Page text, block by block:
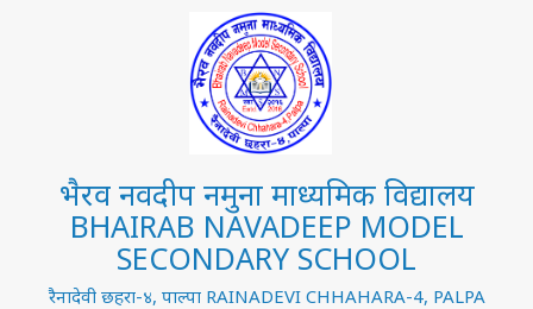
भैरव नवदीप नमुना माध्यमिक विद्यालय
BHAIRAB NAVADEEP MODEL
SECONDARY SCHOOL
रैनादेवी छहरा-४, पाल्पा RAINADEVI CHHAHARA-4, PALPA